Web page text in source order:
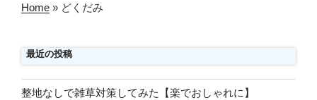
送
り
Home » どくだみ
最近の投稿
整地なしで雑草対策してみた【楽でおしゃれに】